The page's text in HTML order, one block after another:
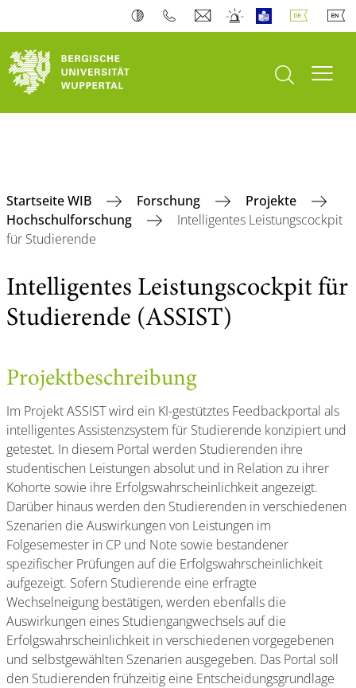
Suche öffnen
Startseite WIB Forschung
Projekte
Hochschulforschung
Intelligentes Leistungscockpit
für Studierende
Intelligentes Leistungscockpit für
Studierende (ASSIST)
Projektbeschreibung
Im Projekt ASSIST wird ein KI-gestütztes Feedbackportal als
intelligentes Assistenzsystem für Studierende konzipiert und
getestet. In diesem Portal werden Studierenden ihre
studentischen Leistungen absolut und in Relation zu ihrer
Kohorte sowie ihre Erfolgswahrscheinlichkeit angezeigt.
Darüber hinaus werden den Studierenden in verschiedenen
Szenarien die Auswirkungen von Leistungen im
Folgesemester in CP und Note sowie bestandener
spezifischer Prüfungen auf die Erfolgswahrscheinlichkeit
aufgezeigt. Sofern Studierende eine erfragte
Wechselneigung bestätigen, werden ebenfalls die
Auswirkungen eines Studiengangwechsels auf die
Erfolgswahrscheinlichkeit in verschiedenen vorgegebenen
und selbstgewählten Szenarien ausgegeben. Das Portal soll
den Studierenden frühzeitig eine Entscheidungsgrundlage